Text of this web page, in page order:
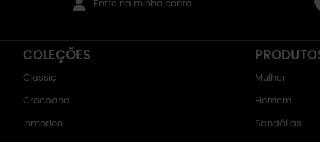
Entre na minha conta
COLEÇÕES
Classic
Crocband
Inmotion
Mulher
Homem
Sandálias